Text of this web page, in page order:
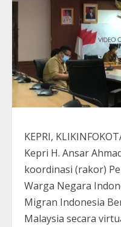
KEPRI,
Kepri H. Ansar
koordinasi (rakor)
Warga Negara
Migran Indonesia
Malaysia secara